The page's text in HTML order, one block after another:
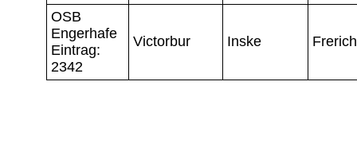
OSB
Engerhafe
Eintrag:
2342
Victorbur Inske